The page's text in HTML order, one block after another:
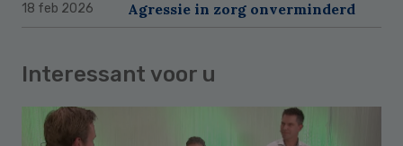
18 feb 2026 Agressie in zorg onverminderd
Interessant voor u